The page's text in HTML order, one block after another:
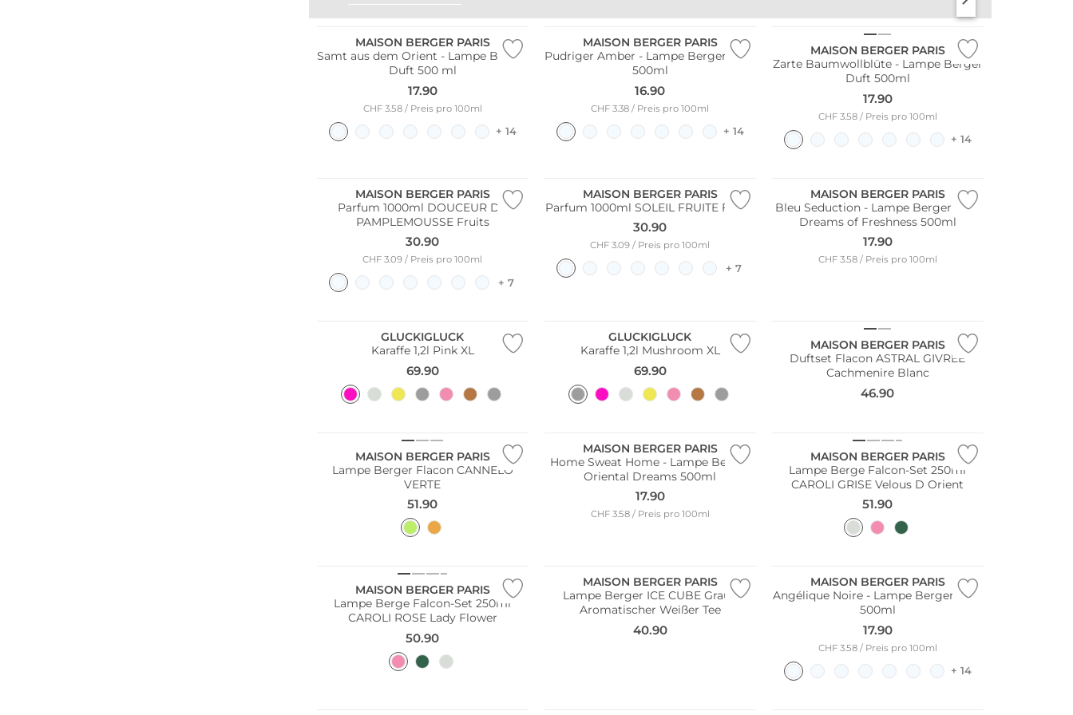
MAISON BERGER PARIS
Samt aus dem Orient - Lampe Berger
Duft 500 ml
17.90
CHF 3.58 / Preis pro 100ml
+ 14
MAISON BERGER PARIS
Pudriger Amber - Lampe Berger Duft
500ml
16.90
CHF 3.38 / Preis pro 100ml
+ 14
MAISON BERGER PARIS
Zarte Baumwollblüte - Lampe Berger
Duft 500ml
17.90
CHF 3.58 / Preis pro 100ml
+ 14
MAISON BERGER PARIS
Parfum 1000ml DOUCEUR DE
PAMPLEMOUSSE Fruits
30.90
CHF 3.09 / Preis pro 100ml
+ 7
MAISON BERGER PARIS
Parfum 1000ml SOLEIL FRUITE Fruits
30.90
CHF 3.09 / Preis pro 100ml
+ 7
MAISON BERGER PARIS
Bleu Seduction - Lampe Berger Duft
Dreams of Freshness 500ml
17.90
CHF 3.58 / Preis pro 100ml
GLUCKIGLUCK
Karaffe 1,2l Pink XL
69.90
GLUCKIGLUCK
Karaffe 1,2l Mushroom XL
69.90
MAISON BERGER PARIS
Duftset Flacon ASTRAL GIVREE
Cachmenire Blanc
46.90
MAISON BERGER PARIS
Lampe Berger Flacon CANNELO
VERTE
51.90
MAISON BERGER PARIS
Home Sweat Home - Lampe Berger
Oriental Dreams 500ml
17.90
CHF 3.58 / Preis pro 100ml
MAISON BERGER PARIS
Lampe Berge Falcon-Set 250ml
CAROLI GRISE Velous D Orient
51.90
MAISON BERGER PARIS
Lampe Berge Falcon-Set 250ml
CAROLI ROSE Lady Flower
50.90
MAISON BERGER PARIS
Lampe Berger ICE CUBE Grau -
Aromatischer Weißer Tee
40.90
MAISON BERGER PARIS
Angélique Noire - Lampe Berger Duft
500ml
17.90
CHF 3.58 / Preis pro 100ml
+ 14